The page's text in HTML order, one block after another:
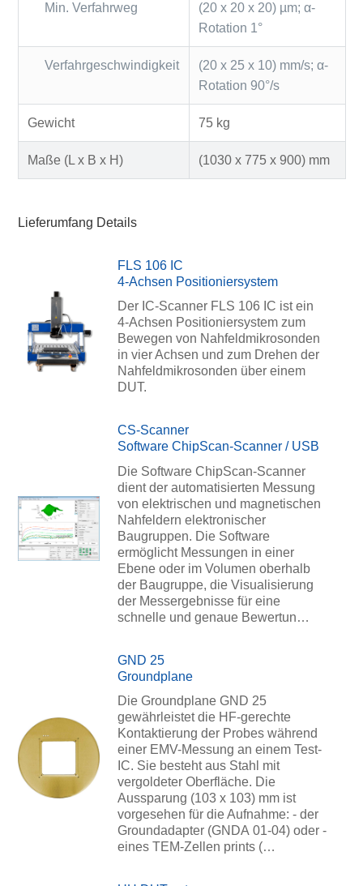
Min. Verfahrweg
(20 x 20 x 20) µm; α-
Rotation 1°
Verfahrgeschwindigkeit
(20 x 25 x 10) mm/s; α-
Rotation 90°/s
Gewicht 75 kg
Maße (L x B x H) (1030 x 775 x 900) mm
Lieferumfang Details
FLS 106 IC
4-Achsen Positioniersystem
Der IC-Scanner FLS 106 IC ist ein
4-Achsen Positioniersystem zum
Bewegen von Nahfeldmikrosonden
in vier Achsen und zum Drehen der
Nahfeldmikrosonden über einem
DUT.
CS-Scanner
Software ChipScan-Scanner / USB
Die Software ChipScan-Scanner
dient der automatisierten Messung
von elektrischen und magnetischen
Nahfeldern elektronischer
Baugruppen. Die Software
ermöglicht Messungen in einer
Ebene oder im Volumen oberhalb
der Baugruppe, die Visualisierung
der Messergebnisse für eine
schnelle und genaue Bewertun…
GND 25
Groundplane
Die Groundplane GND 25
gewährleistet die HF-gerechte
Kontaktierung der Probes während
einer EMV-Messung an einem Test-
IC. Sie besteht aus Stahl mit
vergoldeter Oberfläche. Die
Aussparung (103 x 103) mm ist
vorgesehen für die Aufnahme: - der
Groundadapter (GNDA 01-04) oder -
eines TEM-Zellen prints (…